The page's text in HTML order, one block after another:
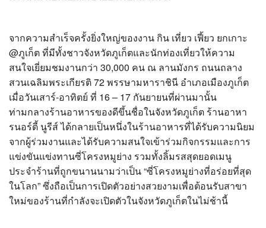
?>
จากความสำเร็จครั้งยิ่งใหญ่ของงาน กิน เที่ยว เฟี้ยว ยกเกาะ
@ภูเก็ต ที่มีทั้งชาวจังหวัดภูเก็ตและนักท่องเที่ยวให้ความ
สนใจเยี่ยมชมงานกว่า 30,000 คน ณ ลานมังกร ถนนถลาง
สวนเฉลิมพระเกียรติ 72 พรรษามหาราชินี อำเภอเมืองภูเก็ต
เมื่อวันเสาร์-อาทิตย์ ที่ 16 – 17 กันยายนที่ผ่านมานั้น
ท่ามกลางร้านอาหารของดีขึ้นชื่อในจังหวัดภูเก็ต ร้านอาหา
รนอร์ตี้ นูรีส์ ได้กลายเป็นหนึ่งในร้านอาหารที่ได้รับความนิยม
จากผู้ร่วมงานและได้รับความสนใจเข้าร่วมกิจกรรมและการ
แข่งขันแข่งทานซี่โครงหมูย่าง รวมทั้งลิ้มรสสุดยอดเมนู
ประจำร้านที่ถูกขนานนามว่าเป็น “ซี่โครงหมูย่างที่อร่อยที่สุด
ในโลก” ซึ่งถือเป็นการเปิดตัวอย่างสวยงามเพื่อต้อนรับสาขา
ใหม่ของร้านที่กำลังจะเปิดตัวในจังหวัดภูเก็ตในไม่ช้านี้